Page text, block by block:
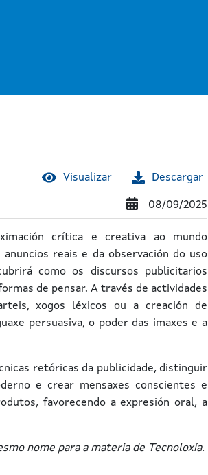
Visualizar Descargar
08/09/2025
crítica e creativa ao mundo
reais e da observación do uso
como os discursos publicitarios
de pensar. A través de actividades
xogos léxicos ou a creación de
persuasiva, o poder das imaxes e a
retóricas da publicidade, distinguir
e crear mensaxes conscientes e
favorecendo a expresión oral, a
nome para a materia de Tecnoloxía.